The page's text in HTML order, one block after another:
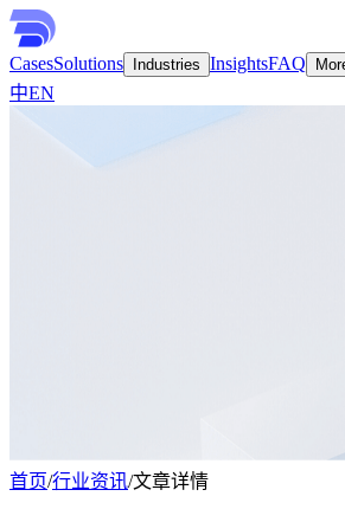
CasesSolutions Industries InsightsFAQ
中EN
首页/行业资讯/文章详情